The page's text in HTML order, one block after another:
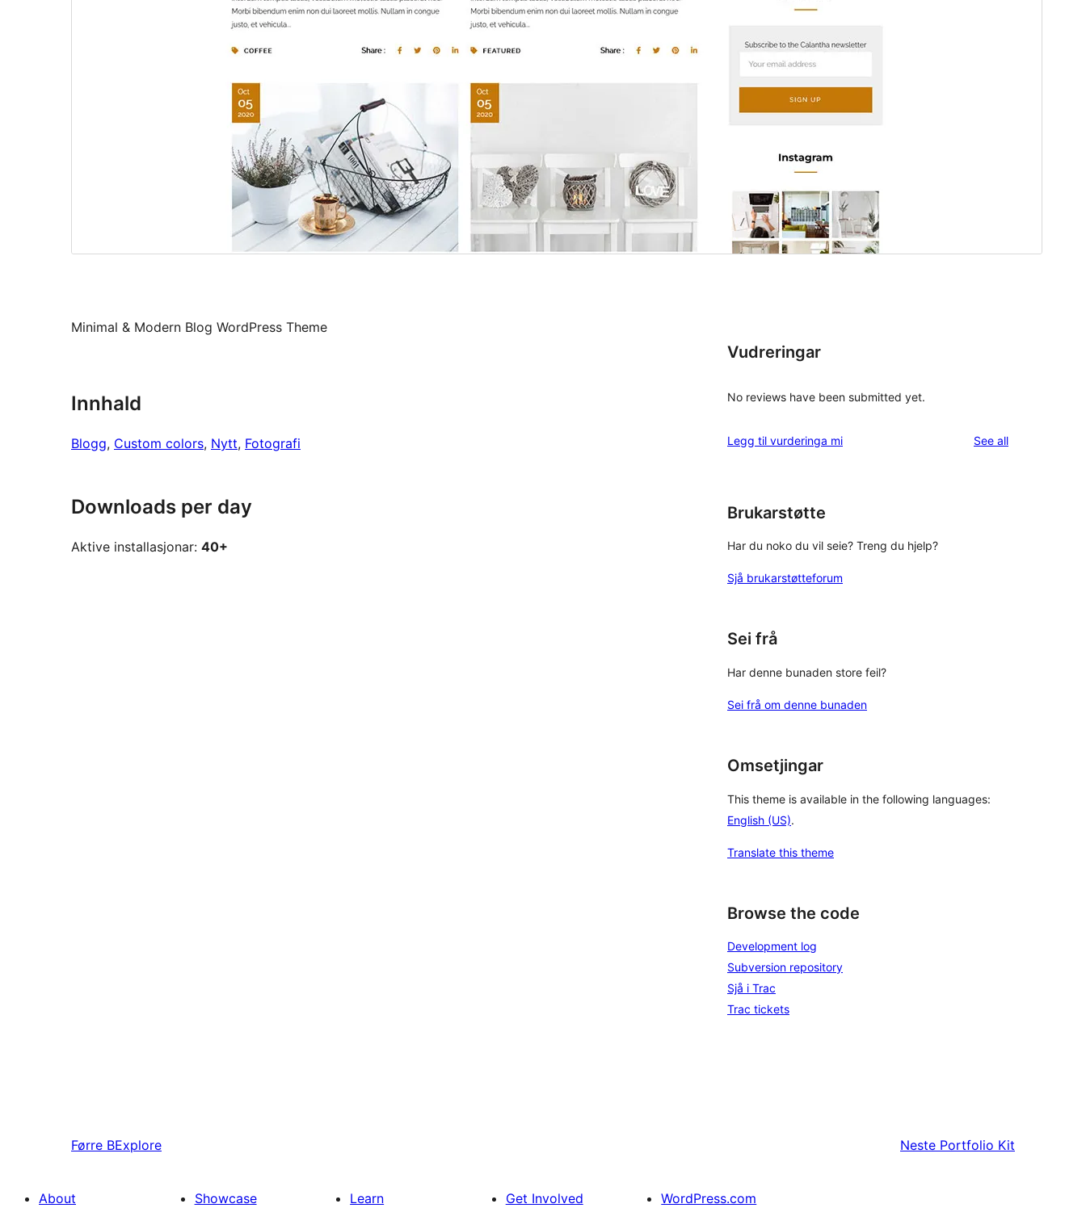
Minimal & Modern Blog WordPress Theme
Innhald
Blogg, Custom colors, Nytt, Fotografi
Downloads per day
Aktive installasjonar: 40+
Vudreringar
No reviews have been submitted yet.
Legg til vurderinga mi See allreviews
Brukarstøtte
Har du noko du vil seie? Treng du hjelp?
Sjå brukarstøtteforum
Sei frå
Har denne bunaden store feil?
Sei frå om denne bunaden
Omsetjingar
This theme is available in the following languages:
English (US).
Translate this theme
Browse the code
Development log
Subversion repository
Sjå i Trac
Trac tickets
Førre BExplore Neste Portfolio Kit
About Showcase Learn Get Involved WordPress.com